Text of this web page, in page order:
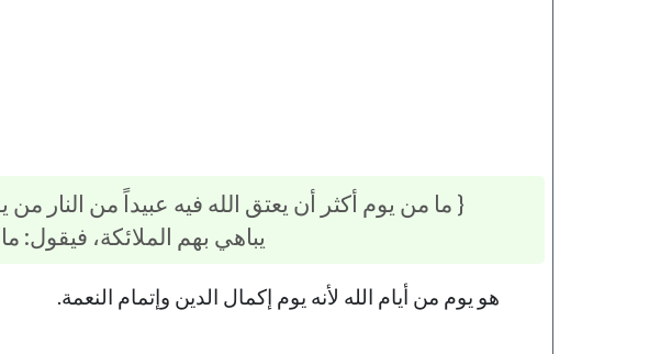
{ ما من يوم أكثر أن يعتق الله فيه عبيداً من النار من
يباهي بهم الملائكة، فيقول:
هو يوم من أيام الله لأنه يوم إكمال الدين وإتمام النعمة.